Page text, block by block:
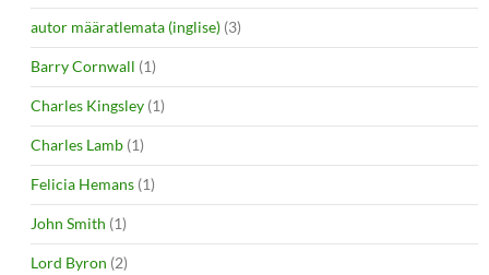
autor määratlemata (inglise) (3)
Barry Cornwall (1)
Charles Kingsley (1)
Charles Lamb (1)
Felicia Hemans (1)
John Smith (1)
Lord Byron (2)